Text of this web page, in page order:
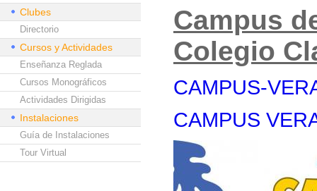
Clubes
Directorio
Cursos y Actividades
Enseñanza Reglada
Cursos Monográficos
Actividades Dirigidas
Instalaciones
Guía de Instalaciones
Tour Virtual
Campus
Colegio
CAMPUS-
CAMPUS